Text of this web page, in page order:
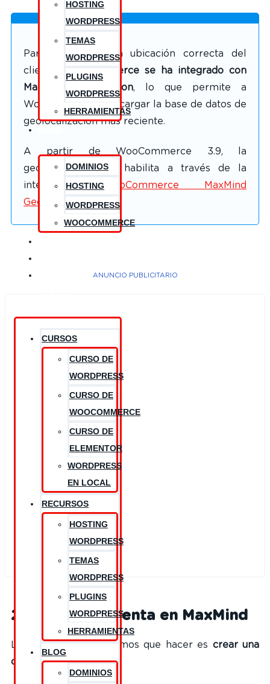
HOSTING
WORDPRESS
TEMAS
WORDPRESS
PLUGINS
WORDPRESS
HERRAMIENTAS
DOMINIOS
HOSTING
WORDPRESS
WOOCOMMERCE
CURSOS
CURSO DE
WORDPRESS
CURSO DE
WOOCOMMERCE
CURSO DE
ELEMENTOR
WORDPRESS
EN LOCAL
RECURSOS
HOSTING
WORDPRESS
TEMAS
WORDPRESS
PLUGINS
WORDPRESS
HERRAMIENTAS
BLOG
DOMINIOS
Para determinar la ubicación correcta del
cliente,
WooCommerce se ha integrado con
MaxMind Geolocation, lo que permite a
WooCommerce descargar la base de datos de
geolocalización más reciente.
A partir de WooCommerce 3.9, la
geolocalización se habilita a través de la
integraciónWooCommerce MaxMind
Geolocation.
ANUNCIO PUBLICITARIO
2. Crear una cuenta en MaxMind
Lo siguiente que tenemos que hacer es crear una
cuenta en MaxMind.